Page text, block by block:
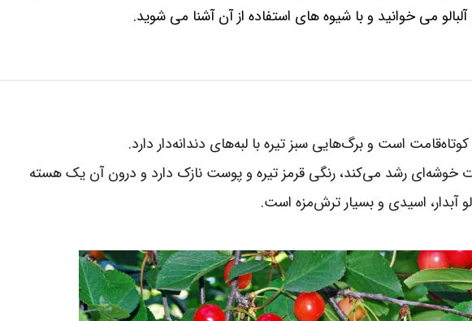
می خوانید و با شیوه های استفاده از آن آشنا می شوید.
کوتاه‌قامت است و برگ‌هایی سبز تیره با لبه‌های دندانه‌دار دارد.
خوشه‌ای رشد می‌کند، رنگی قرمز تیره و پوست نازک دارد و درون آن یک هسته
اسیدی و بسیار ترش‌مزه است.